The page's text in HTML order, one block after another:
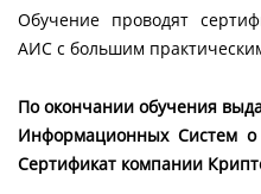
Обучение проводят
АИС с большим
По окончании обучения
Информационных Систем
Сертификат компании